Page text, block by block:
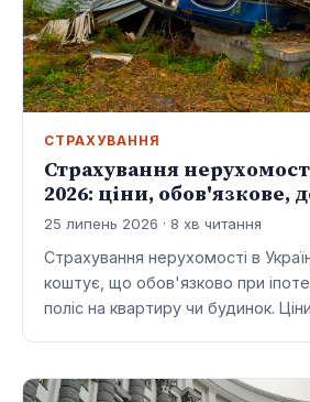
СТРАХУВАННЯ
Страхування
2026: ціни, обов'язкове,
25 липень 2026 · 8 хв читання
Страхування нерухомості в
коштує, що обов'язково при
поліс на квартиру чи будинок.